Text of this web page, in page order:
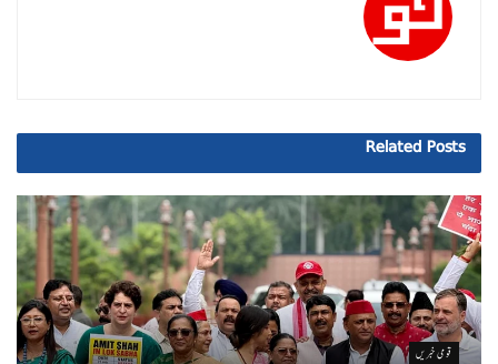
Related Posts
قومی خبریں